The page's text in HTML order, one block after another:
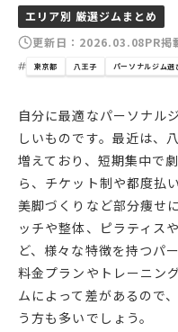
エリア別 厳選ジムまとめ
更新日： 2026.03.08PR掲
東京都 八王子 パーソナルジム選
自分に最適なパーソナル
しいものです。最近は、
増えており、短期集中で
ら、チケット制や都度払
美脚づくりなど部分痩せ
ッチや整体、ピラティス
ど、様々な特徴を持つパ
料金プランやトレーニン
ムによって差があるので
う方も多いでしょう。